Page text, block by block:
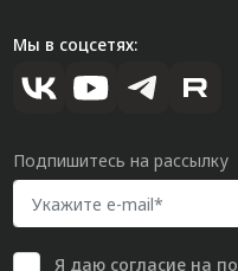
Мы в соцсетях:
Подпишитесь на рассылку
Я даю согласиена